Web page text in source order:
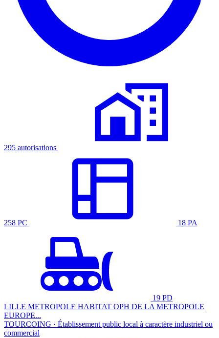
295 autorisations
258 PC 18 PA
19 PD
LILLE METROPOLE HABITAT OPH DE LA METROPOLE
EUROPE...
TOURCOING · Établissement public local à caractère industriel ou
commercial